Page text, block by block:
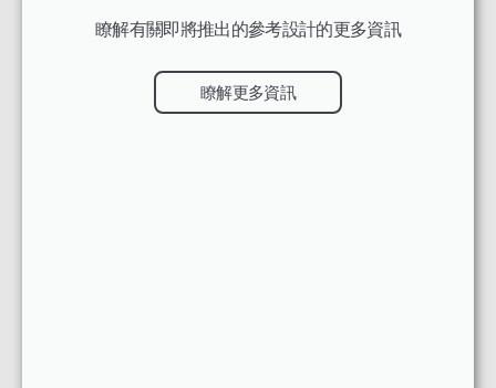
瞭解有關即將推出的參考設計的更多資訊
瞭解更多資訊